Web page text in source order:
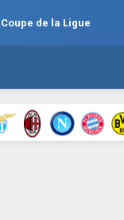
Coupe de la Ligue